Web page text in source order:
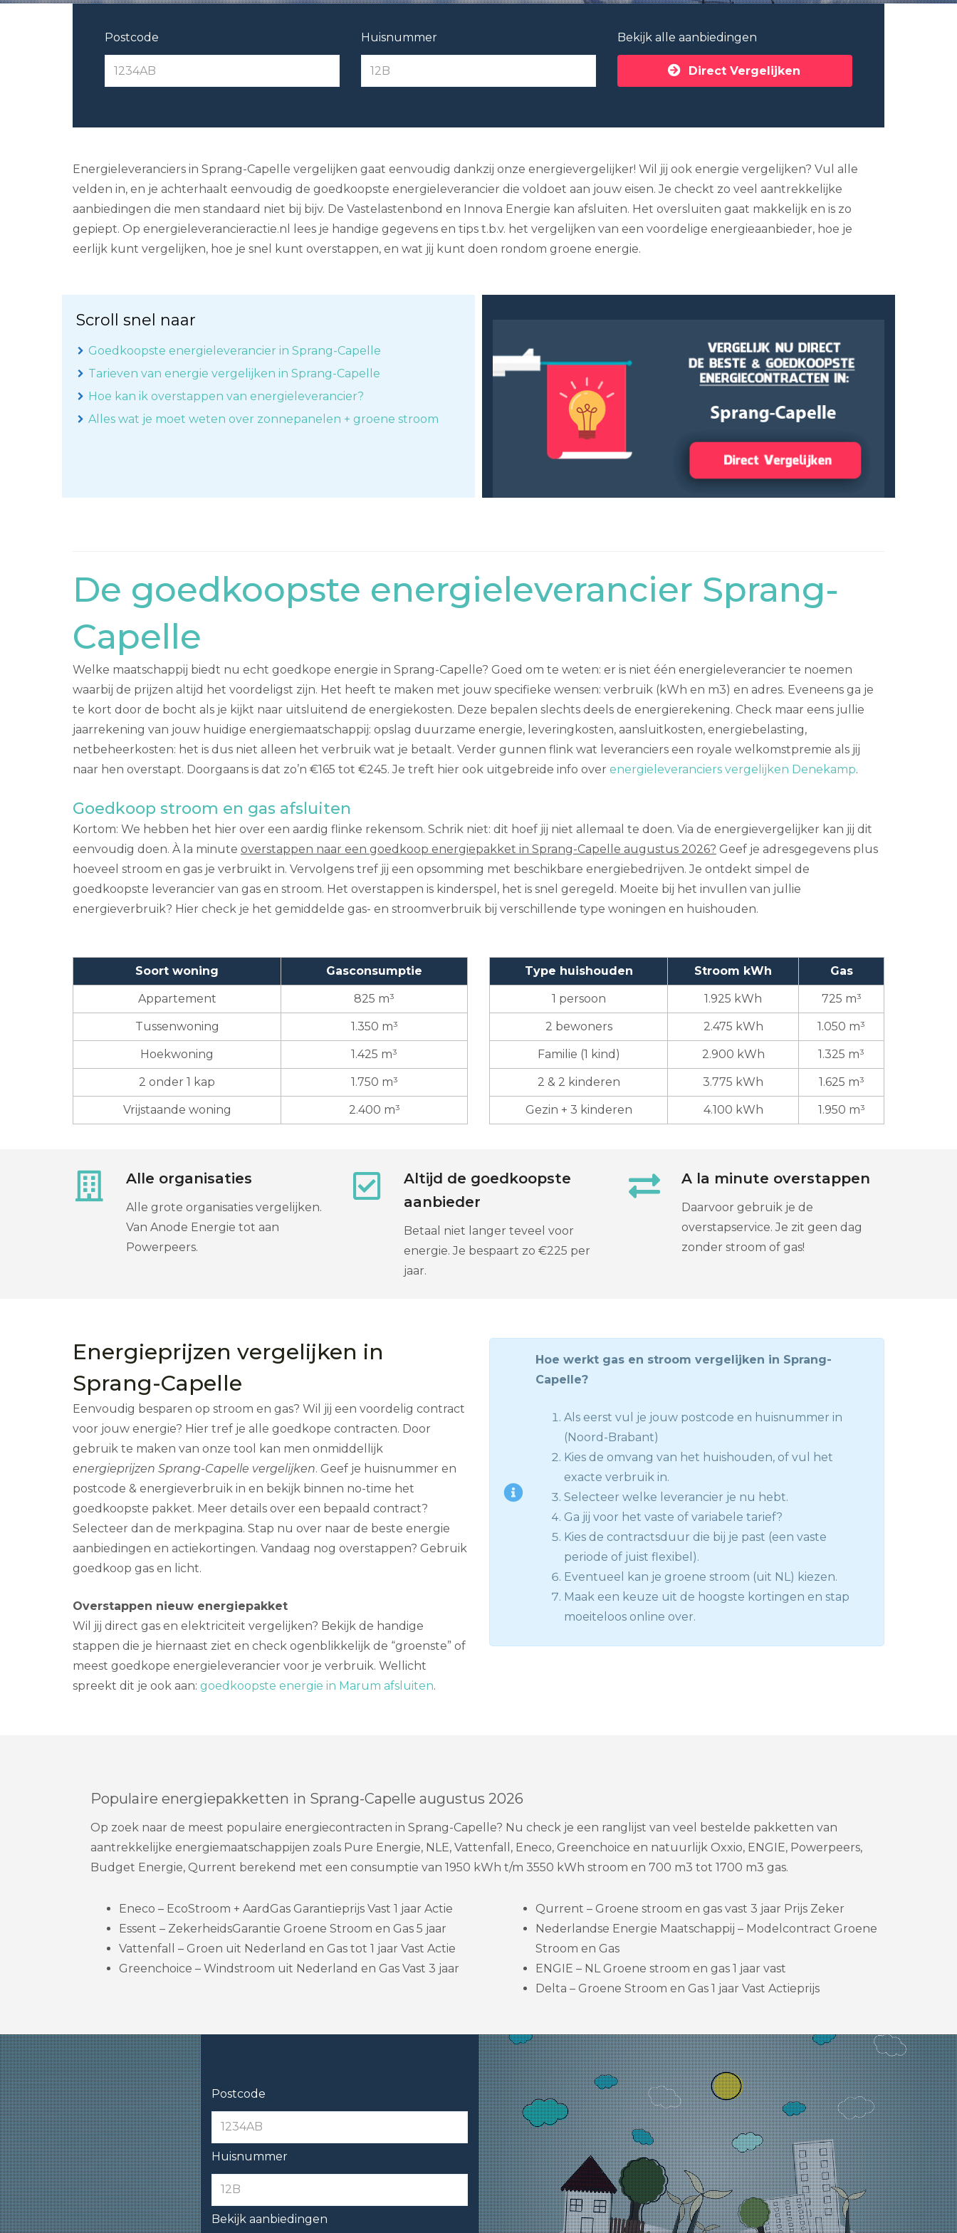
Postcode Huisnummer Bekijk alle aanbiedingen
Direct Vergelijken
Energieleveranciers in Sprang-Capelle vergelijken gaat eenvoudig dankzij onze energievergelijker! Wil jij ook energie vergelijken? Vul alle
velden in, en je achterhaalt eenvoudig de goedkoopste energieleverancier die voldoet aan jouw eisen. Je checkt zo veel aantrekkelijke
aanbiedingen die men standaard niet bij bijv. De Vastelastenbond en Innova Energie kan afsluiten. Het oversluiten gaat makkelijk en is zo
gepiept. Op energieleverancieractie.nl lees je handige gegevens en tips t.b.v. het vergelijken van een voordelige energieaanbieder, hoe je
eerlijk kunt vergelijken, hoe je snel kunt overstappen, en wat jij kunt doen rondom groene energie.
Scroll snel naar
Goedkoopste energieleverancier in Sprang-Capelle
Tarieven van energie vergelijken in Sprang-Capelle
Hoe kan ik overstappen van energieleverancier?
Alles wat je moet weten over zonnepanelen + groene stroom
De goedkoopste energieleverancier Sprang-
Capelle
Welke maatschappij biedt nu echt goedkope energie in Sprang-Capelle? Goed om te weten: er is niet één energieleverancier te noemen
waarbij de prijzen altijd het voordeligst zijn. Het heeft te maken met jouw specifieke wensen: verbruik (kWh en m3) en adres. Eveneens ga je
te kort door de bocht als je kijkt naar uitsluitend de energiekosten. Deze bepalen slechts deels de energierekening. Check maar eens jullie
jaarrekening van jouw huidige energiemaatschappij: opslag duurzame energie, leveringkosten, aansluitkosten, energiebelasting,
netbeheerkosten: het is dus niet alleen het verbruik wat je betaalt. Verder gunnen flink wat leveranciers een royale welkomstpremie als jij
naar hen overstapt. Doorgaans is dat zo’n €165 tot €245. Je treft hier ook uitgebreide info over energieleveranciers vergelijken Denekamp.
Goedkoop stroom en gas afsluiten
Kortom: We hebben het hier over een aardig flinke rekensom. Schrik niet: dit hoef jij niet allemaal te doen. Via de energievergelijker kan jij dit
eenvoudig doen. À la minute overstappen naar een goedkoop energiepakket in Sprang-Capelle augustus 2026? Geef je adresgegevens plus
hoeveel stroom en gas je verbruikt in. Vervolgens tref jij een opsomming met beschikbare energiebedrijven. Je ontdekt simpel de
goedkoopste leverancier van gas en stroom. Het overstappen is kinderspel, het is snel geregeld. Moeite bij het invullen van jullie
energieverbruik? Hier check je het gemiddelde gas- en stroomverbruik bij verschillende type woningen en huishouden.
Soort woning Gasconsumptie
Appartement 825 m³
Tussenwoning 1.350 m³
Hoekwoning 1.425 m³
2 onder 1 kap 1.750 m³
Vrijstaande woning 2.400 m³
Type huishouden Stroom kWh Gas
1 persoon 1.925 kWh 725 m³
2 bewoners 2.475 kWh 1.050 m³
Familie (1 kind) 2.900 kWh 1.325 m³
2 & 2 kinderen 3.775 kWh 1.625 m³
Gezin + 3 kinderen 4.100 kWh 1.950 m³
Alle organisaties
Alle grote organisaties vergelijken.
Van Anode Energie tot aan
Powerpeers.
Altijd de goedkoopste
aanbieder
Betaal niet langer teveel voor
energie. Je bespaart zo €225 per
jaar.
A la minute overstappen
Daarvoor gebruik je de
overstapservice. Je zit geen dag
zonder stroom of gas!
Energieprijzen vergelijken in
Sprang-Capelle
Eenvoudig besparen op stroom en gas? Wil jij een voordelig contract
voor jouw energie? Hier tref je alle goedkope contracten. Door
gebruik te maken van onze tool kan men onmiddellijk
energieprijzen Sprang-Capelle vergelijken. Geef je huisnummer en
postcode & energieverbruik in en bekijk binnen no-time het
goedkoopste pakket. Meer details over een bepaald contract?
Selecteer dan de merkpagina. Stap nu over naar de beste energie
aanbiedingen en actiekortingen. Vandaag nog overstappen? Gebruik
goedkoop gas en licht.
Overstappen nieuw energiepakket
Wil jij direct gas en elektriciteit vergelijken? Bekijk de handige
stappen die je hiernaast ziet en check ogenblikkelijk de “groenste” of
meest goedkope energieleverancier voor je verbruik. Wellicht
spreekt dit je ook aan: goedkoopste energie in Marum afsluiten.
Hoe werkt gas en stroom vergelijken in Sprang-
Capelle?
Als eerst vul je jouw postcode en huisnummer in
(Noord-Brabant)
Kies de omvang van het huishouden, of vul het
exacte verbruik in.
Selecteer welke leverancier je nu hebt.
Ga jij voor het vaste of variabele tarief?
Kies de contractsduur die bij je past (een vaste
periode of juist flexibel).
Eventueel kan je groene stroom (uit NL) kiezen.
Maak een keuze uit de hoogste kortingen en stap
moeiteloos online over.
Populaire energiepakketten in Sprang-Capelle augustus 2026
Op zoek naar de meest populaire energiecontracten in Sprang-Capelle? Nu check je een ranglijst van veel bestelde pakketten van
aantrekkelijke energiemaatschappijen zoals Pure Energie, NLE, Vattenfall, Eneco, Greenchoice en natuurlijk Oxxio, ENGIE, Powerpeers,
Budget Energie, Qurrent berekend met een consumptie van 1950 kWh t/m 3550 kWh stroom en 700 m3 tot 1700 m3 gas.
Eneco – EcoStroom + AardGas Garantieprijs Vast 1 jaar Actie
Essent – ZekerheidsGarantie Groene Stroom en Gas 5 jaar
Vattenfall – Groen uit Nederland en Gas tot 1 jaar Vast Actie
Greenchoice – Windstroom uit Nederland en Gas Vast 3 jaar
Qurrent – Groene stroom en gas vast 3 jaar Prijs Zeker
Nederlandse Energie Maatschappij – Modelcontract Groene
Stroom en Gas
ENGIE – NL Groene stroom en gas 1 jaar vast
Delta – Groene Stroom en Gas 1 jaar Vast Actieprijs
Postcode
Huisnummer
Bekijk aanbiedingen